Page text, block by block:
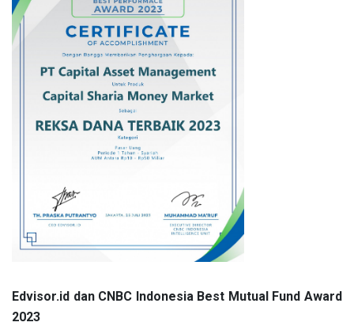
Edvisor.id dan CNBC Indonesia Best Mutual Fund Award
2023